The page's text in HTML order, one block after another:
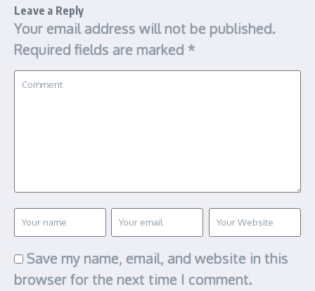
Leave a Reply
Your email address will not be published.
Required fields are marked *
Save my name, email, and website in this
browser for the next time I comment.